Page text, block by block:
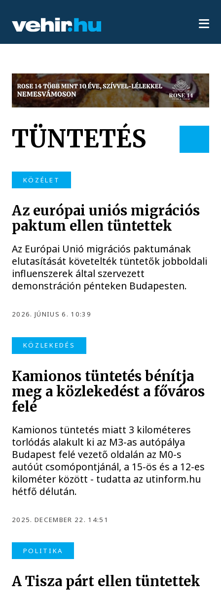
TÜNTETÉS
KÖZÉLET
Az európai uniós migrációs
paktum ellen tüntettek
Az Európai Unió migrációs paktumának
elutasítását követelték tüntetők jobboldali
influenszerek által szervezett
demonstráción pénteken Budapesten.
2026. JÚNIUS 6. 10:39
KÖZLEKEDÉS
Kamionos tüntetés bénítja
meg a közlekedést a főváros
felé
Kamionos tüntetés miatt 3 kilométeres
torlódás alakult ki az M3-as autópálya
Budapest felé vezető oldalán az M0-s
autóút csomópontjánál, a 15-ös és a 12-es
kilométer között - tudatta az utinform.hu
hétfő délután.
2025. DECEMBER 22. 14:51
POLITIKA
A Tisza párt ellen tüntettek